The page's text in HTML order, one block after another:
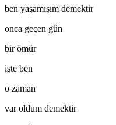
ben yaşamışım demektir
onca geçen gün
bir ömür
işte ben
o zaman
var oldum demektir